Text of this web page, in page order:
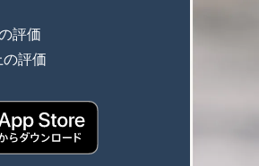
評価
（別ウィンドウで開きます）
の評価
（別ウィンドウで開きます）